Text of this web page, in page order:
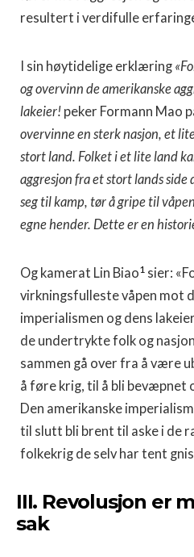
resultert i verdi­fulle
I sin høytidelige erklæring
og overvinn de amerikanske
lakeier! peker Formann Mao
overvinne en sterk nasjon, et
stort land. Folket i et lite land
aggresjon fra et stort lands side
seg til kamp, tør å gripe til
egne hender. Dette er en
Og kamerat Lin Biao1 sier:
virkningsfulleste våpen mot
imperialismen og dens
de undertrykte folk og
sammen gå over fra å være
å føre krig, til å bli bevæpnet
Den amerikanske
til slutt bli brent til aske i de
folkekrig de selv har tent
III. Revolusjon er
sak